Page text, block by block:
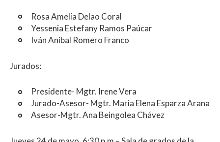
Rosa Amelia Delao Coral
Yessenia Estefany Ramos Paúcar
Iván Anibal Romero Franco
Jurados:
Presidente- Mgtr. Irene Vera
Jurado-Asesor- Mgtr. Maria Elena Esparza Arana
Asesor-Mgtr. Ana Beingolea Chávez